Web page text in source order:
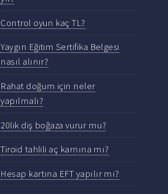
Control oyun kaç TL?
Yaygın Eğitim Sertifika Belgesi
nasıl alınır?
Rahat doğum için neler
yapılmalı?
20lik diş boğaza vurur mu?
Tiroid tahlili aç karnına mı?
Hesap kartına EFT yapılır mı?